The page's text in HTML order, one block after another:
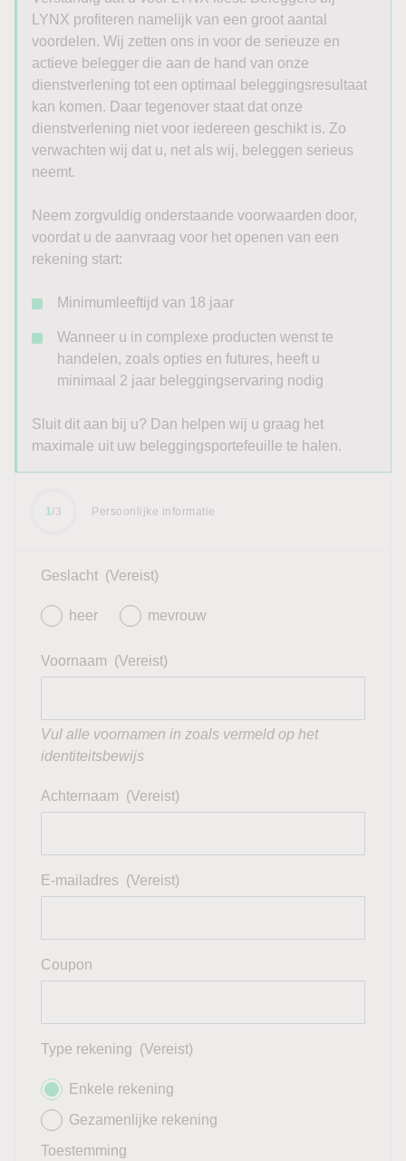
LYNX profiteren namelijk van een groot aantal
voordelen. Wij zetten ons in voor de serieuze en
actieve belegger die aan de hand van onze
dienstverlening tot een optimaal beleggingsresultaat
kan komen. Daar tegenover staat dat onze
dienstverlening niet voor iedereen geschikt is. Zo
verwachten wij dat u, net als wij, beleggen serieus
neemt.
Neem zorgvuldig onderstaande voorwaarden door,
voordat u de aanvraag voor het openen van een
rekening start:
Minimumleeftijd van 18 jaar
Wanneer u in complexe producten wenst te
handelen, zoals opties en futures, heeft u
minimaal 2 jaar beleggingservaring nodig
Sluit dit aan bij u? Dan helpen wij u graag het
maximale uit uw beleggingsportefeuille te halen.
1/3 Persoonlijke informatie
Geslacht (Vereist)
heer mevrouw
Voornaam (Vereist)
Vul alle voornamen in zoals vermeld op het
identiteitsbewijs
Achternaam (Vereist)
E-mailadres (Vereist)
Coupon
Type rekening (Vereist)
Enkele rekening
Gezamenlijke rekening
Toestemming